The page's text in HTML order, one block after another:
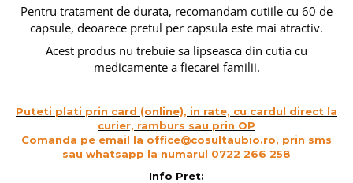
Sare si inlocuitori
Produse care inlocuiesc carnea
Unt, alternativa unt
Paste
Dulciuri
Pentru tratament de durata, recomandam cutiile cu 60 de
capsule, deoarece pretul per capsula este mai atractiv.
Acest produs nu trebuie sa lipseasca din cutia cu
medicamente a fiecarei familii.
Puteti plati prin card (online), in rate, cu cardul direct la
curier, ramburs sau prin OP
Comanda pe email la office@cosultaubio.ro, prin sms
sau whatsapp la numarul 0722 266 258
Info Pret: